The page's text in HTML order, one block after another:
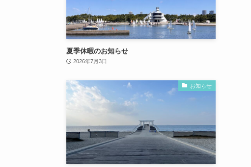
夏季休暇のお知らせ
2026年7月3日
お知らせ